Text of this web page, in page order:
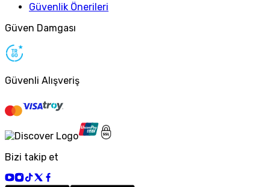
Güvenlik Önerileri
Güven Damgası
Güvenli Alışveriş
Bizi takip et